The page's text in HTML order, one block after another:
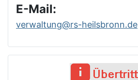
E-Mail:
verwaltung@rs-heilsbronn.de